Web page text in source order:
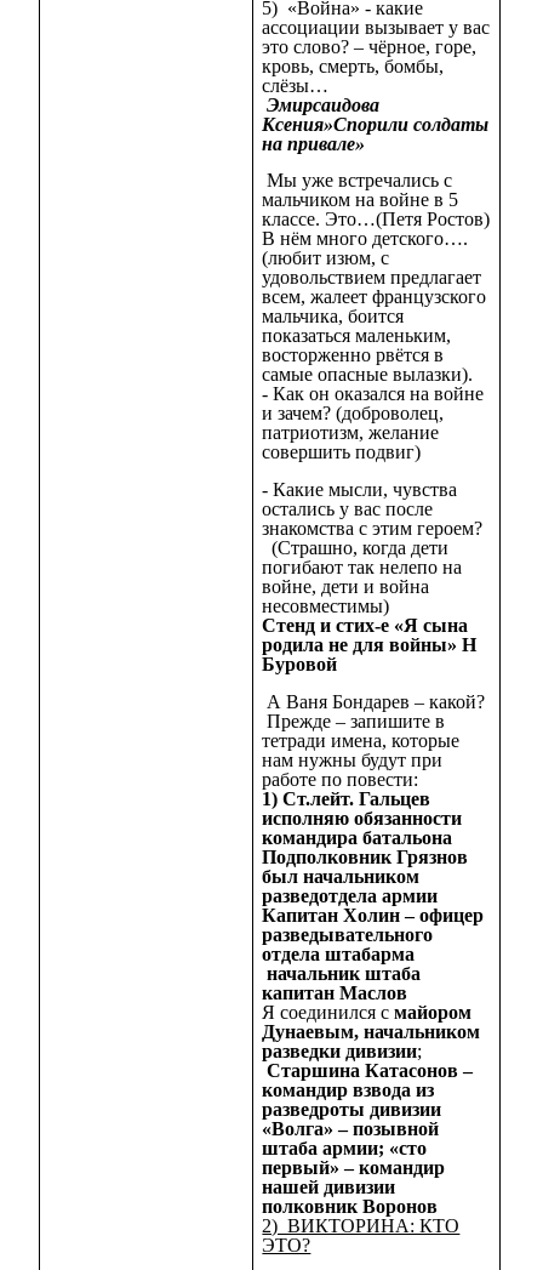
5) «Война» - какие
ассоциации вызывает у вас
это слово? – чёрное, горе,
кровь, смерть, бомбы,
слёзы…
Эмирсаидова
Ксения»Спорили солдаты
на привале»
Мы уже встречались с
мальчиком на войне в 5
классе. Это…(Петя Ростов)
В нём много детского….
(любит изюм, с
удовольствием предлагает
всем, жалеет французского
мальчика, боится
показаться маленьким,
восторженно рвётся в
самые опасные вылазки).
- Как он оказался на войне
и зачем? (доброволец,
патриотизм, желание
совершить подвиг)
- Какие мысли, чувства
остались у вас после
знакомства с этим героем?
(Страшно, когда дети
погибают так нелепо на
войне, дети и война
несовместимы)
Стенд и стих-е «Я сына
родила не для войны» Н
Буровой
А Ваня Бондарев – какой?
Прежде – запишите в
тетради имена, которые
нам нужны будут при
работе по повести:
1) Ст.лейт. Гальцев
исполняю обязанности
командира батальона
Подполковник Грязнов
был начальником
разведотдела армии
Капитан Холин – офицер
разведывательного
отдела штабарма
начальник штаба
капитан Маслов
Я соединился смайором
Дунаевым, начальником
разведки дивизии;
Старшина Катасонов –
командир взвода из
разведроты дивизии
«Волга» – позывной
штаба армии; «сто
первый» – командир
нашей дивизии
полковник Воронов
2) ВИКТОРИНА: КТО
ЭТО?